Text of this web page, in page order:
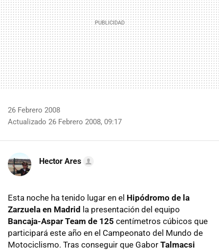
26 Febrero 2008
Actualizado 26 Febrero 2008, 09:17
Hector Ares
Esta noche ha tenido lugar en el Hipódromo de la
Zarzuela en Madrid la presentación del equipo
Bancaja-Aspar Team de 125 centímetros cúbicos que
participará este año en el Campeonato del Mundo de
Motociclismo. Tras conseguir que Gabor Talmacsi